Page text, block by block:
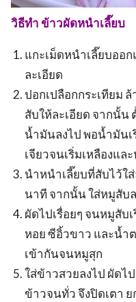
วิธีทำ ข้าวผัดหนำเลี๊ยบ
แกะเม็ดหนำเลี๊ยบออ
ละเอียด
ปอกเปลือกกระเทียม
สับให้ละเอียด จากนั้น
น้ำมันลงไป พอน้ำมันเ
เจียวจนเริ่มเหลืองแล
นำหนำเลี๊ยบที่สับไว้ใ
นาที จากนั้น ใส่หมูสับ
ผัดไปเรื่อยๆ จนหมูสับ
หอย ซีอิ้วขาว และน้ำ
เข้ากันจนหมูสุก
ใส่ข้าวสวยลงไป ผัดไ
ข้าวจนทั่ว จึงปิดเตา ย